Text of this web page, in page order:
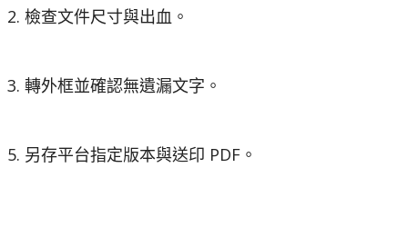
2. 檢查文件尺寸與出血。
3. 轉外框並確認無遺漏文字。
5. 另存平台指定版本與送印 PDF。